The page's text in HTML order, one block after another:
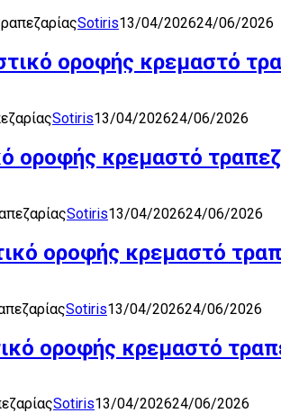
Sotiris13/04/202624/06/2026
οροφής κρεμαστό
Sotiris13/04/202624/06/2026
οροφής κρεμαστό
Sotiris13/04/202624/06/2026
οροφής κρεμαστό
Sotiris13/04/202624/06/2026
οροφής κρεμαστό
Sotiris13/04/202624/06/2026